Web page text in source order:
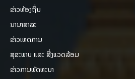
ຂ່າວທ້ອງຖິ່ນ
ນານາສາລະ
ຂ່າວເຫດການ
ສຸຂະພາບ ແລະ ສີ່ງແວດລ້ອມ
ຂ່າວການພັດທະນາ